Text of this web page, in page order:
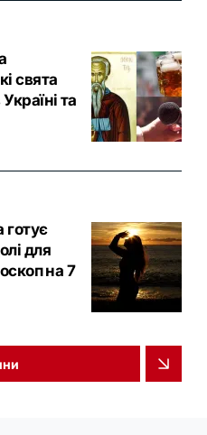
свята
та
готує
для
на 7